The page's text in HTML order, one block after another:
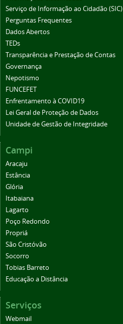
Serviço de Informação ao Cidadão (SIC)
Perguntas Frequentes
Dados Abertos
TEDs
Transparência e Prestação de Contas
Governança
Nepotismo
FUNCEFET
Enfrentamento à COVID19
Lei Geral de Proteção de Dados
Unidade de Gestão de Integridade
Campi
Aracaju
Estância
Glória
Itabaiana
Lagarto
Poço Redondo
Propriá
São Cristóvão
Socorro
Tobias Barreto
Educação a Distância
Serviços
Webmail